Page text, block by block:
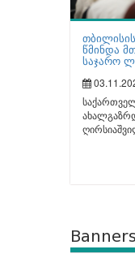
წმინდა
საჯარო
Banners